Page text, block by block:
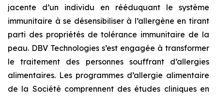
jacente d’un individu en rééduquant le système
immunitaire à se désensibiliser à l’allergène en tirant
parti des propriétés de tolérance immunitaire de la
peau. DBV Technologies s’est engagée à transformer
le traitement des personnes souffrant d’allergies
alimentaires. Les programmes d’allergie alimentaire
de la Société comprennent des études cliniques en